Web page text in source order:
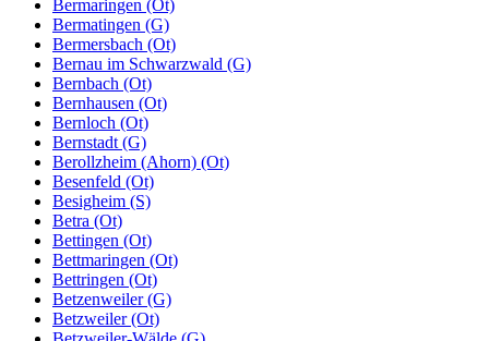
Bermaringen (Ot)
Bermatingen (G)
Bermersbach (Ot)
Bernau im Schwarzwald (G)
Bernbach (Ot)
Bernhausen (Ot)
Bernloch (Ot)
Bernstadt (G)
Berollzheim (Ahorn) (Ot)
Besenfeld (Ot)
Besigheim (S)
Betra (Ot)
Bettingen (Ot)
Bettmaringen (Ot)
Bettringen (Ot)
Betzenweiler (G)
Betzweiler (Ot)